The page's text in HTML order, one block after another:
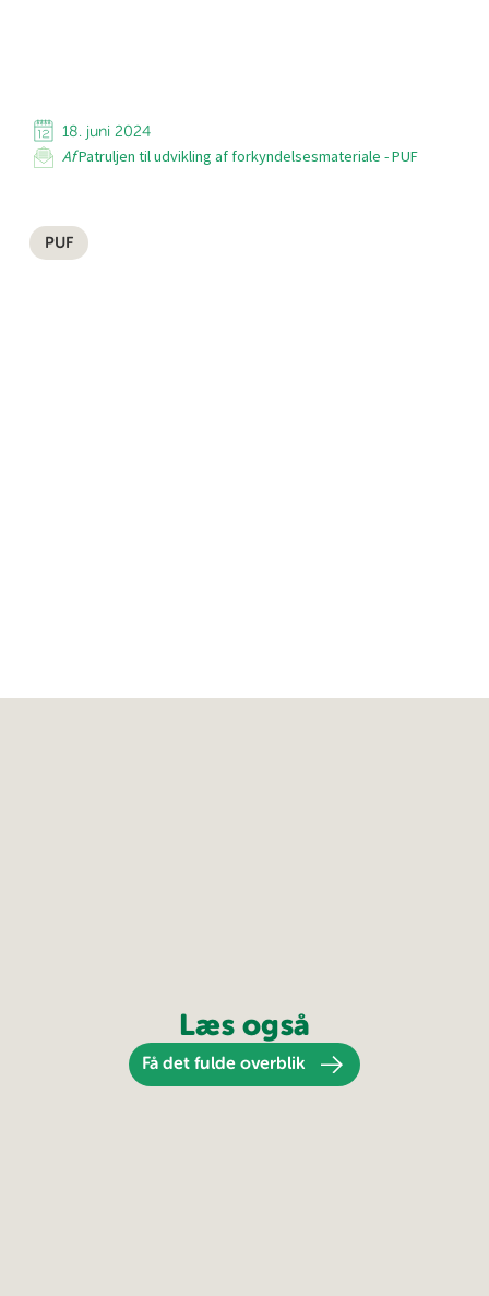
18. juni 2024
AfPatruljen til udvikling af forkyndelsesmateriale - PUF
PUF
Læs også
Få det fulde overblik